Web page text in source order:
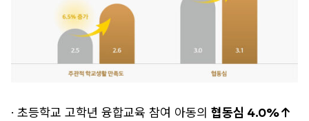
· 초등학교 고학년 융합교육 참여 아동의 협동심 4.0%↑